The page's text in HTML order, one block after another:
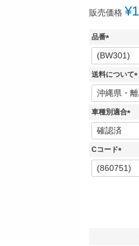
販売価格 ¥
品番
(
必
須
送料について
(
車種別適合
(
Cコード
(
必